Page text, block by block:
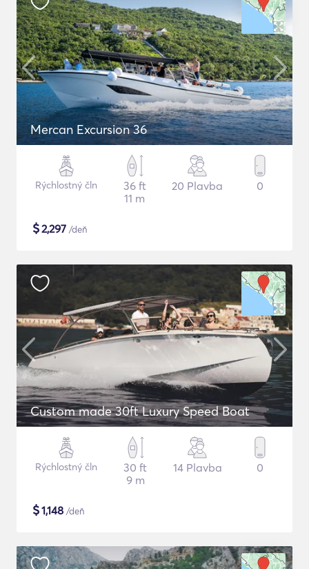
Mercan Excursion 36
Rýchlostný čln
36 ft
11 m
20 Plavba 0
$2,297 /deň
Custom made 30ft Luxury Speed Boat
Rýchlostný čln
30 ft
9 m
14 Plavba 0
$1,148 /deň